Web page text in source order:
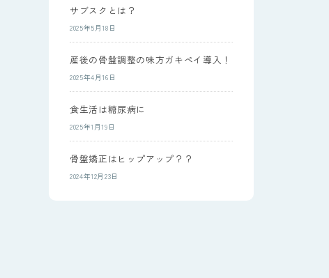
サブスクとは？
2025年5月18日
産後の骨盤調整の味方ガキペイ導入！
2025年4月16日
食生活は糖尿病に
2025年1月19日
骨盤矯正はヒップアップ？？
2024年12月23日